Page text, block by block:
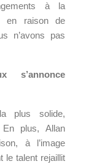
à la
en raison de
n’avons pas
s’annonce
plus solide,
En plus, Allan
à l’image
le talent rejaillit